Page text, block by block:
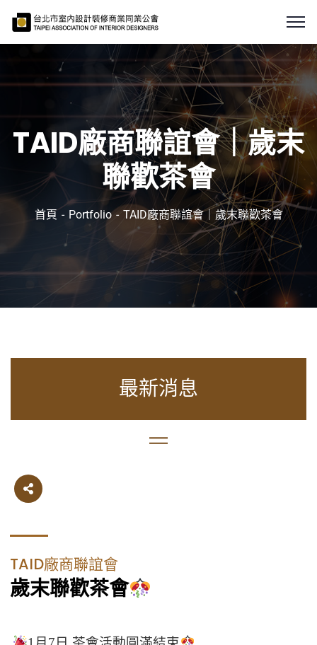
TAID廠商聯誼會｜歲末
聯歡茶會
首頁 Portfolio TAID廠商聯誼會｜歲末聯歡茶會
最新消息
TAID廠商聯誼會
歲末聯歡茶會